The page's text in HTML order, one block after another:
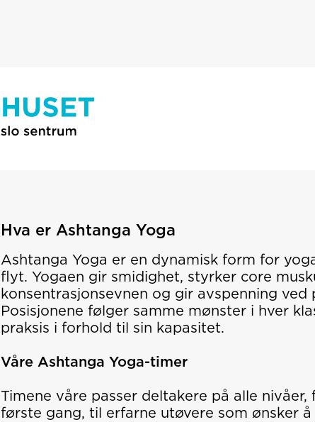
Hva er Ashtanga Yoga
Ashtanga Yoga er en dynamisk form for
flyt. Yogaen gir smidighet, styrker core
konsentrasjonsevnen og gir avspenning
Posisjonene følger samme mønster i hver
praksis i forhold til sin kapasitet.
Våre Ashtanga Yoga-timer
Timene våre passer deltakere på alle
første gang, til erfarne utøvere som ønsker